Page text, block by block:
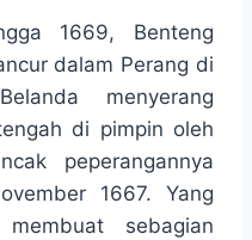
1669, Benteng
dalam Perang di
menyerang
di pimpin oleh
peperangannya
1667. Yang
sebagian